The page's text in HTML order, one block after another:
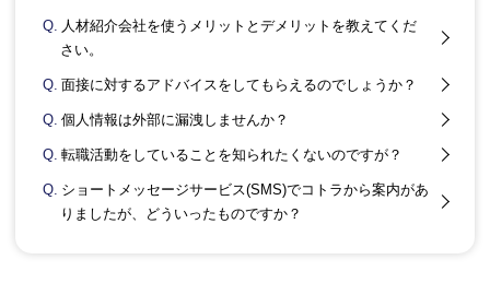
Q.
人材紹介会社を使うメリットとデメリットを教えてくだ
さい。
Q. 面接に対するアドバイスをしてもらえるのでしょうか？
Q. 個人情報は外部に漏洩しませんか？
Q. 転職活動をしていることを知られたくないのですが？
Q. ショートメッセージサービス(SMS)でコトラから案内があ
りましたが、どういったものですか？